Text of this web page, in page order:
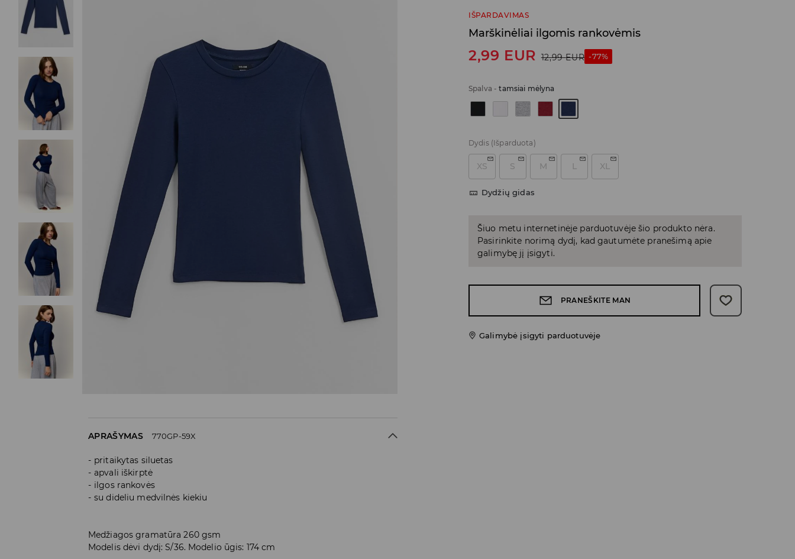
IŠPARDAVIMAS
Marškinėliai ilgomis rankovėmis
2,99 EUR 12,99 EUR -77%
Spalva -tamsiai mėlyna
Dydis (Išparduota)
XS S M L XL
Dydžių gidas
Šiuo metu internetinėje parduotuvėje šio produkto nėra.
Pasirinkite norimą dydį, kad gautumėte pranešimą apie
galimybę jį įsigyti.
PRANEŠKITE MAN
Galimybė įsigyti parduotuvėje
APRAŠYMAS 770GP-59X
pritaikytas siluetas
apvali iškirptė
ilgos rankovės
su dideliu medvilnės kiekiu
Medžiagos gramatūra 260 gsm
Modelis dėvi dydį: S/36. Modelio ūgis: 174 cm